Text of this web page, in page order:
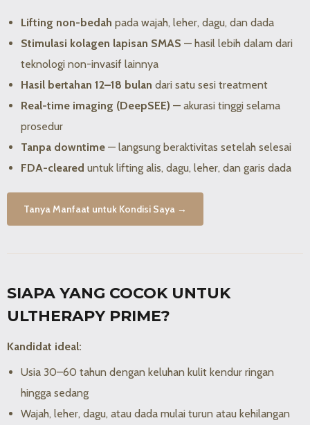
Lifting non-bedah pada wajah, leher, dagu, dan dada
Stimulasi kolagen lapisan SMAS — hasil lebih dalam dari
teknologi non-invasif lainnya
Hasil bertahan 12–18 bulan dari satu sesi treatment
Real-time imaging (DeepSEE) — akurasi tinggi selama
prosedur
Tanpa downtime — langsung beraktivitas setelah selesai
FDA-cleared untuk lifting alis, dagu, leher, dan garis dada
Tanya Manfaat untuk Kondisi Saya →
SIAPA YANG COCOK UNTUK
ULTHERAPY PRIME?
Kandidat ideal:
Usia 30–60 tahun dengan keluhan kulit kendur ringan
hingga sedang
Wajah, leher, dagu, atau dada mulai turun atau kehilangan